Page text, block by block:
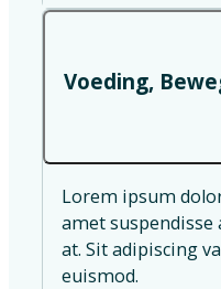
Voeding,
Lorem ipsum
amet
at. Sit adipiscing
euismod.